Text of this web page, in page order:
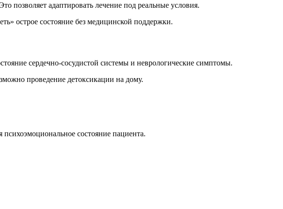
позволяет адаптировать лечение под реальные условия.
острое состояние без медицинской поддержки.
сердечно-сосудистой системы и неврологические симптомы.
проведение детоксикации на дому.
состояние пациента.